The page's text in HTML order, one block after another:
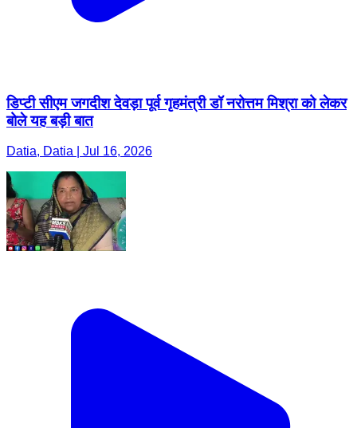
डिप्टी सीएम जगदीश देवड़ा पूर्व गृहमंत्री डॉ नरोत्तम मिश्रा को लेकर
बोले यह बड़ी बात
Datia, Datia | Jul 16, 2026